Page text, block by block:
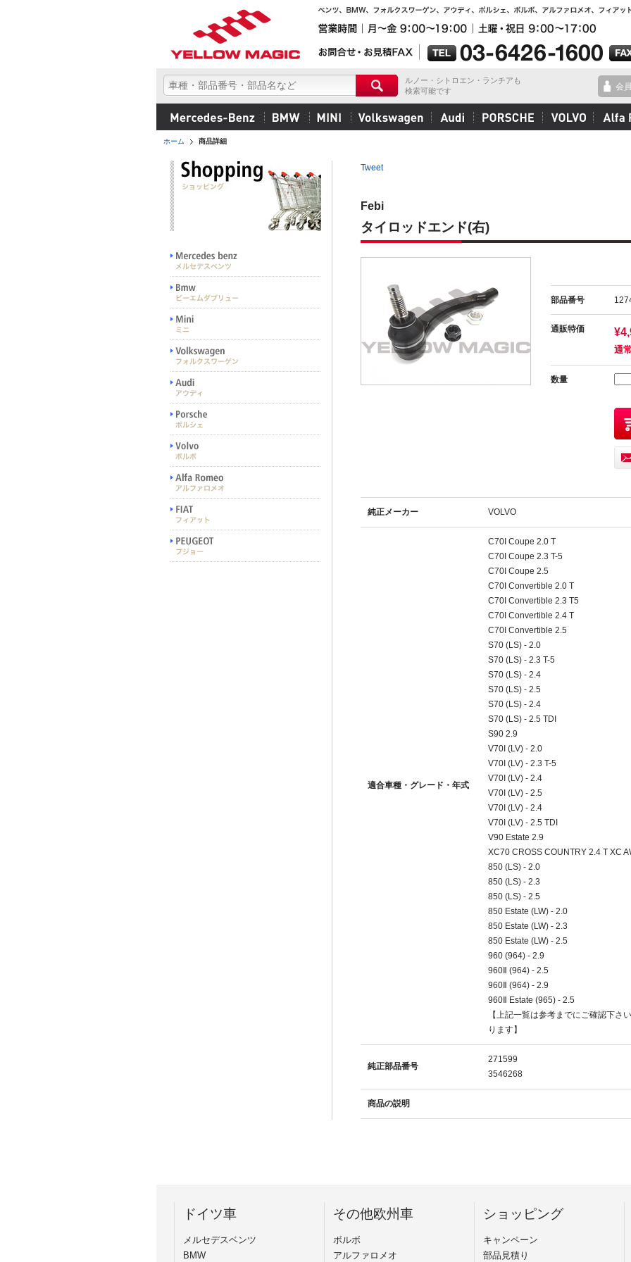
ルノー・シトロエン・ランチアも
検索可能です
会
ホーム 商品詳細
Tweet
Febi
タイロッドエンド(右)
部品番号
通販特価
通
数量
純正メーカー VOLVO
適合車種・グレード・年式
C70I Coupe 2.0 T
C70I Coupe 2.3 T-5
C70I Coupe 2.5
C70I Convertible 2.0 T
C70I Convertible 2.3 T5
C70I Convertible 2.4 T
C70I Convertible 2.5
S70 (LS) - 2.0
S70 (LS) - 2.3 T-5
S70 (LS) - 2.4
S70 (LS) - 2.5
S70 (LS) - 2.4
S70 (LS) - 2.5 TDI
S90 2.9
V70I (LV) - 2.0
V70I (LV) - 2.3 T-5
V70I (LV) - 2.4
V70I (LV) - 2.5
V70I (LV) - 2.4
V70I (LV) - 2.5 TDI
V90 Estate 2.9
XC70 CROSS COUNTRY 2.4 T XC
850 (LS) - 2.0
850 (LS) - 2.3
850 (LS) - 2.5
850 Estate (LW) - 2.0
850 Estate (LW) - 2.3
850 Estate (LW) - 2.5
960 (964) - 2.9
960Ⅱ (964) - 2.5
960Ⅱ (964) - 2.9
960Ⅱ Estate (965) - 2.5
【上記一覧は参考までにご確認下さ
ります】
純正部品番号
271599
3546268
商品の説明
ドイツ車
メルセデスベンツ
BMW
その他欧州車
ボルボ
アルファロメオ
ショッピング
キャンペーン
部品見積り